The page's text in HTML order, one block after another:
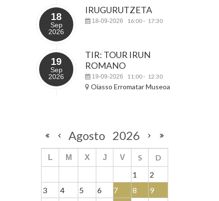
18
Sep
2026
IRUGURUTZETA
18-09-2026 16:00- 17:30
19
Sep
2026
TIR: TOUR IRUN
ROMANO
19-09-2026 11:00- 12:30
Oiasso Erromatar Museoa
Agosto 2026
L M X J V S
D
1
2
3
4 5 6 7 8 9